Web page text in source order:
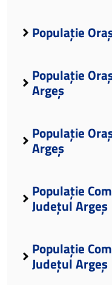
Populație
Populație
Argeș
Populație
Argeș
Populație
Județul Argeș
Populație
Județul Argeș